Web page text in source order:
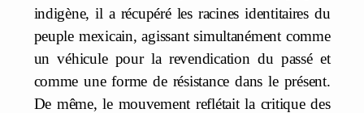
indigène, il a récupéré les racines identitaires du
peuple mexicain, agissant simultanément comme
un véhicule pour la revendication du passé et
comme une forme de résistance dans le présent.
De même, le mouvement reflétait la critique des